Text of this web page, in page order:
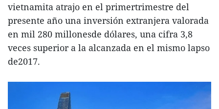
vietnamita atrajo en el primertrimestre del
presente año una inversión extranjera valorada
en mil 280 millonesde dólares, una cifra 3,8
veces superior a la alcanzada en el mismo lapso
de2017.